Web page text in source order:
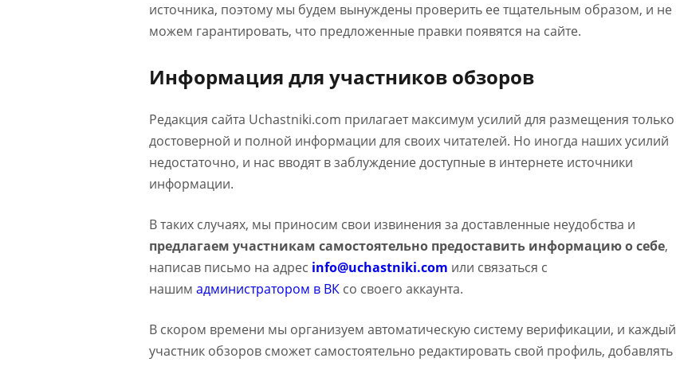
источника, поэтому мы будем вынуждены проверить ее тщательным образом, и не
можем гарантировать, что предложенные правки появятся на сайте.
Информация для участников обзоров
Редакция сайта Uchastniki.com прилагает максимум усилий для размещения только
достоверной и полной информации для своих читателей. Но иногда наших усилий
недостаточно, и нас вводят в заблуждение доступные в интернете источники
информации.
В таких случаях, мы приносим свои извинения за доставленные неудобства и
предлагаем участникам самостоятельно предоставить информацию о себе,
написав письмо на адрес info@uchastniki.com или связаться с
нашим администратором в ВК со своего аккаунта.
В скором времени мы организуем автоматическую систему верификации, и каждый
участник обзоров сможет самостоятельно редактировать свой профиль, добавлять